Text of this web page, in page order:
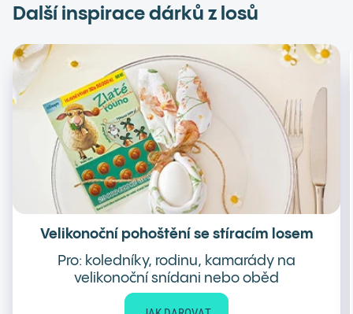
Další inspirace dárků z losů
Velikonoční pohoštění se stíracím losem
Pro: koledníky, rodinu, kamarády na
velikonoční snídani nebo oběd